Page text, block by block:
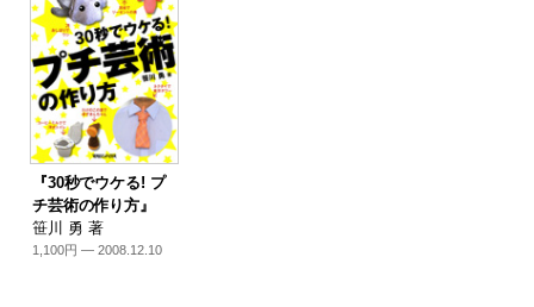
『30秒でウケる! プ
チ芸術の作り方』
笹川 勇 著
1,100円 — 2008.12.10